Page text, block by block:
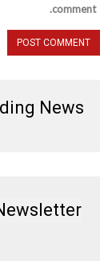
comment.
News